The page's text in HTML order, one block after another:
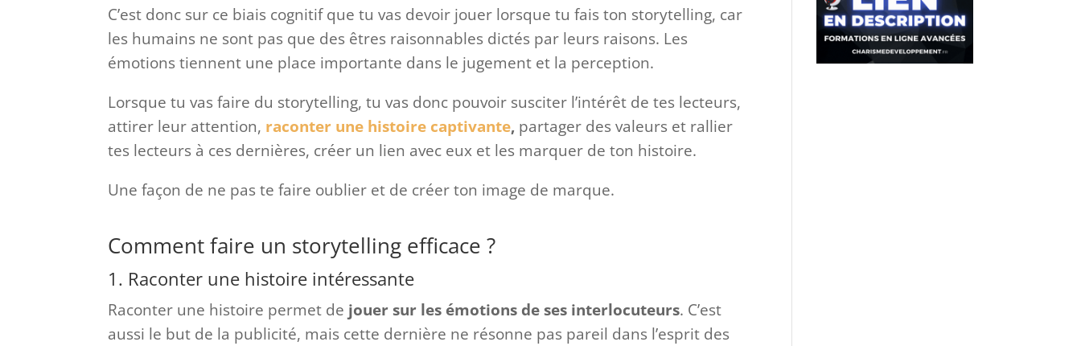
C’est donc sur ce biais cognitif que tu vas devoir jouer lorsque tu fais ton storytelling, car
les humains ne sont pas que des êtres raisonnables dictés par leurs raisons. Les
émotions tiennent une place importante dans le jugement et la perception.
Lorsque tu vas faire du storytelling, tu vas donc pouvoir susciter l’intérêt de tes lecteurs,
attirer leur attention, raconter une histoire captivante, partager des valeurs et rallier
tes lecteurs à ces dernières, créer un lien avec eux et les marquer de ton histoire.
Une façon de ne pas te faire oublier et de créer ton image de marque.
Comment faire un storytelling efficace ?
1. Raconter une histoire intéressante
Raconter une histoire permet de jouer sur les émotions de ses interlocuteurs. C’est
aussi le but de la publicité, mais cette dernière ne résonne pas pareil dans l’esprit des